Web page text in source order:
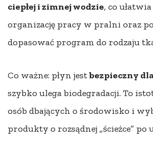
ciepłej i zimnej wodzie, co
organizację pracy w pralni oraz
dopasować program do rodzaju
Co ważne: płyn jestbezpieczny
szybko ulega biodegradacji. To
osób dbających o środowisko i
produkty o rozsądnej „ścieżce” po